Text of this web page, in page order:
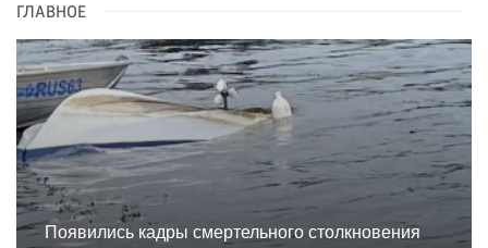
ГЛАВНОЕ
Появились кадры смертельного столкновения